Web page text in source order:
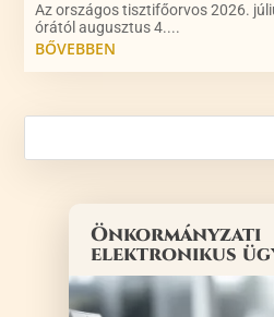
Az országos tisztifőorvos 2026.
órától augusztus 4....
BŐVEBBEN
Önkormányzati
elektronikus